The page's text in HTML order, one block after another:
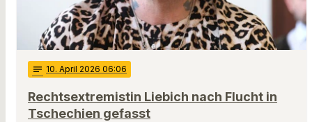
notes 10. April 2026 06:06
Rechtsextremistin Liebich nach Flucht in
Tschechien gefasst